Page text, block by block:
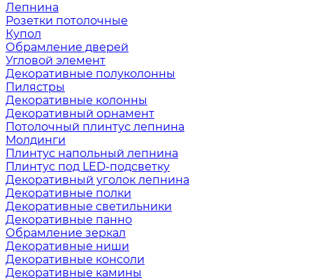
Лепнина
Розетки потолочные
Купол
Обрамление дверей
Угловой элемент
Декоративные полуколонны
Пилястры
Декоративные колонны
Декоративный орнамент
Потолочный плинтус лепнина
Молдинги
Плинтус напольный лепнина
Плинтус под LED-подсветку
Декоративный уголок лепнина
Декоративные полки
Декоративные светильники
Декоративные панно
Обрамление зеркал
Декоративные ниши
Декоративные консоли
Декоративные камины